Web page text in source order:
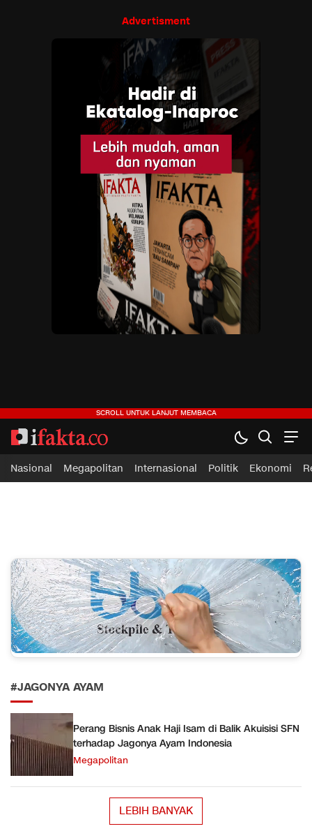
Advertisment
ifakta.co
#pastibenar
Nasional Megapolitan Internasional Politik Ekonomi
#JAGONYA AYAM
Perang Bisnis Anak Haji Isam di Balik Akuisisi SFN
terhadap Jagonya Ayam Indonesia
Megapolitan
LEBIH BANYAK